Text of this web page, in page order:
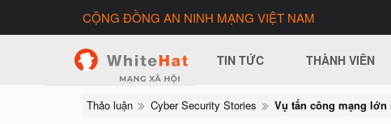
CỘNG ĐỒNG AN NINH MẠNG VIỆT NAM
TIN TỨC THÀNH VIÊN
Thảo luận Cyber Security Stories